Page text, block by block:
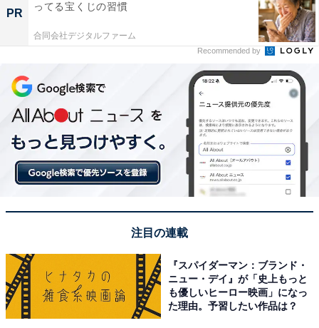
PR
ってる宝くじの習慣
合同会社デジタルファーム
Recommended by
注目の連載
『スパイダーマン：ブランド・
ニュー・デイ』が「史上もっと
も優しいヒーロー映画」になっ
た理由。予習したい作品は？